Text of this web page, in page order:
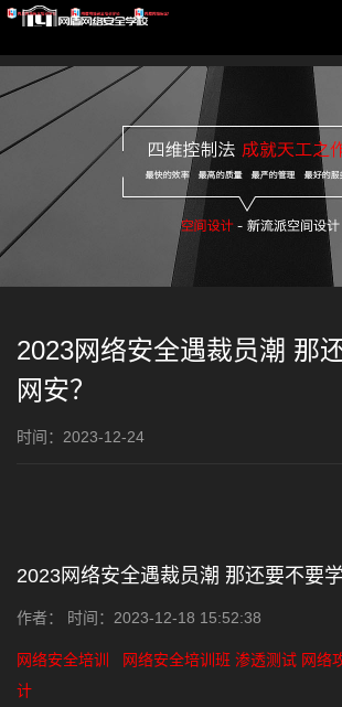
2023网络安全遇裁员潮 那
网安？
时间：2023-12-24
2023网络安全遇裁员潮 那还要不要学
作者： 时间：2023-12-18 15:52:38
网络安全培训 网络安全培训班 渗透测试 网络
计